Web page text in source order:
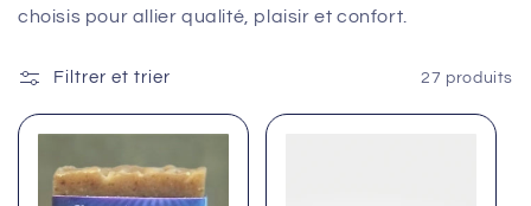
choisis pour allier qualité, plaisir et confort.
Filtrer et trier 27 produits